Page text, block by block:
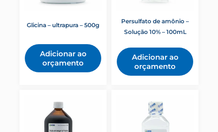
Glicina – ultrapura – 500g
Adicionar ao
orçamento
Persulfato de amônio –
Solução 10% – 100mL
Adicionar ao
orçamento